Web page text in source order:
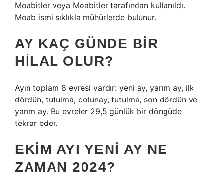
Moabitler veya Moabitler tarafından kullanıldı.
Moab ismi sıklıkla mühürlerde bulunur.
AY KAÇ GÜNDE BIR
HILAL OLUR?
Ayın toplam 8 evresi vardır: yeni ay, yarım ay, ilk
dördün, tutulma, dolunay, tutulma, son dördün ve
yarım ay. Bu evreler 29,5 günlük bir döngüde
tekrar eder.
EKIM AYI YENI AY NE
ZAMAN 2024?